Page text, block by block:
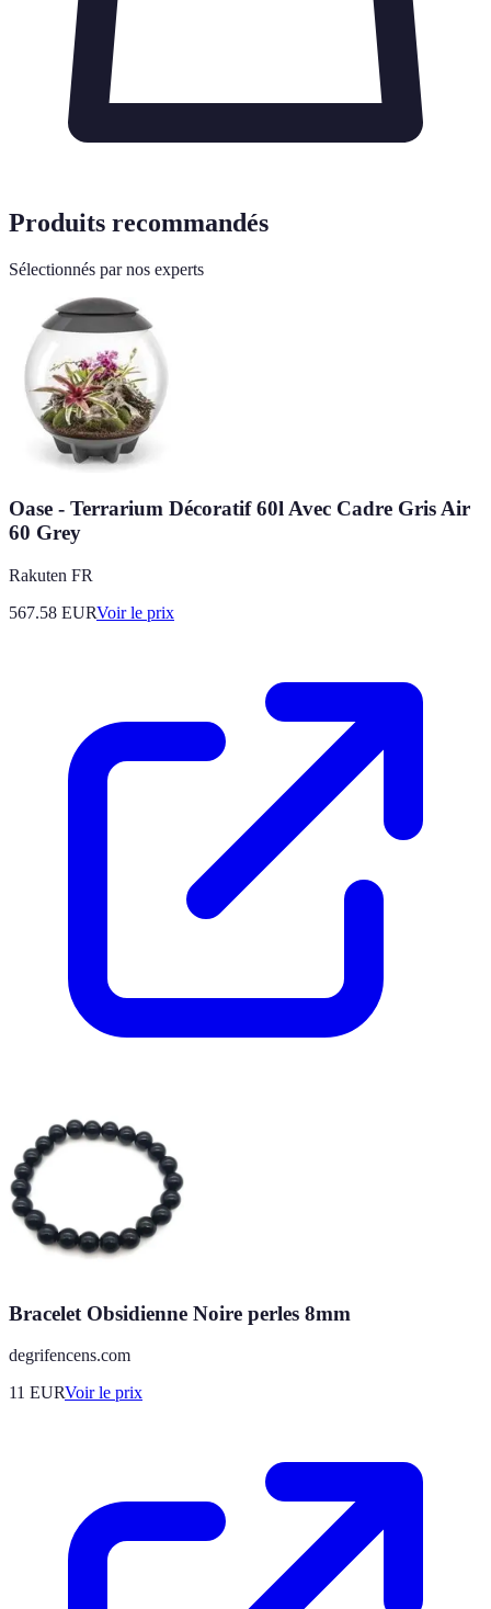
Produits recommandés
Sélectionnés par nos experts
Oase - Terrarium Décoratif 60l Avec Cadre Gris Air
60 Grey
Rakuten FR
567.58 EURVoir le prix
Bracelet Obsidienne Noire perles 8mm
degrifencens.com
11 EURVoir le prix